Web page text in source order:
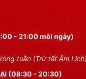
- 21:00 mỗi ngày)
tuần (Trừ tết Âm Lịch)
(08:30 - 20:30)